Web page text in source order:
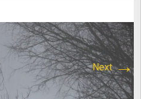
Next→